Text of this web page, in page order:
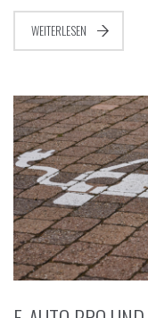
WEITERLESEN